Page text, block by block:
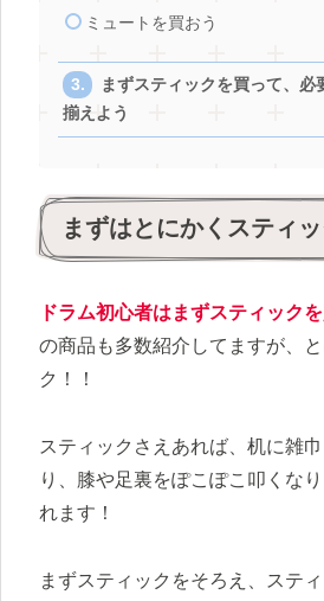
ミュートを買おう
まずスティックを買って、必
揃えよう
まずはとにかくスティッ
ドラム初心者はまずスティック
の商品も多数紹介してますが、
ク！！
スティックさえあれば、机に雑
り、膝や足裏をぽこぽこ叩くな
れます！
まずスティックをそろえ、ステ